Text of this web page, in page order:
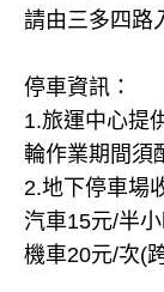
請由三多四路
停車資訊：
1.旅運中心提
輪作業期間須
2.地下停車場
汽車15元/半
機車20元/次(